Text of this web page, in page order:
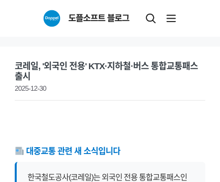
도플소프트 블로그
코레일, '외국인 전용' KTX·지하철·버스 통합교통패스
출시
2025-12-30
대중교통 관련 새 소식입니다
한국철도공사(코레일)는 외국인 전용 통합교통패스인